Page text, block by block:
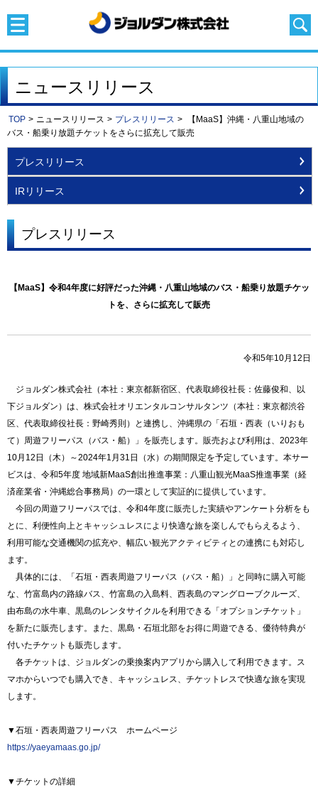
ニュースリリース
TOP > ニュースリリース > プレスリリース >
【MaaS】沖縄・八重山地域の
バス・船乗り放題チケットをさらに拡充して販売
プレスリリース
IRリリース
プレスリリース
【MaaS】令和4年度に好評だった沖縄・八重山地域のバス・船乗り放題チケッ
トを、さらに拡充して販売
令和5年10月12日
ジョルダン株式会社（本社：東京都新宿区、代表取締役社長：佐藤俊和、以
下ジョルダン）は、株式会社オリエンタルコンサルタンツ（本社：東京都渋谷
区、代表取締役社長：野崎秀則）と連携し、沖縄県の「石垣・西表（いりおも
て）周遊フリーパス（バス・船）」を販売します。販売および利用は、2023年
10月12日（木）～2024年1月31日（水）の期間限定を予定しています。本サー
ビスは、令和5年度 地域新MaaS創出推進事業：八重山観光MaaS推進事業（経
済産業省・沖縄総合事務局）の一環として実証的に提供しています。
今回の周遊フリーパスでは、令和4年度に販売した実績やアンケート分析をも
とに、利便性向上とキャッシュレスにより快適な旅を楽しんでもらえるよう、
利用可能な交通機関の拡充や、幅広い観光アクティビティとの連携にも対応し
ます。
具体的には、「石垣・西表周遊フリーパス（バス・船）」と同時に購入可能
な、竹富島内の路線バス、竹富島の入島料、西表島のマングローブクルーズ、
由布島の水牛車、黒島のレンタサイクルを利用できる「オプションチケット」
を新たに販売します。また、黒島・石垣北部をお得に周遊できる、優待特典が
付いたチケットも販売します。
各チケットは、ジョルダンの乗換案内アプリから購入して利用できます。ス
マホからいつでも購入でき、キャッシュレス、チケットレスで快適な旅を実現
します。
▼石垣・西表周遊フリーパス ホームページ
https://yaeyamaas.go.jp/
▼チケットの詳細